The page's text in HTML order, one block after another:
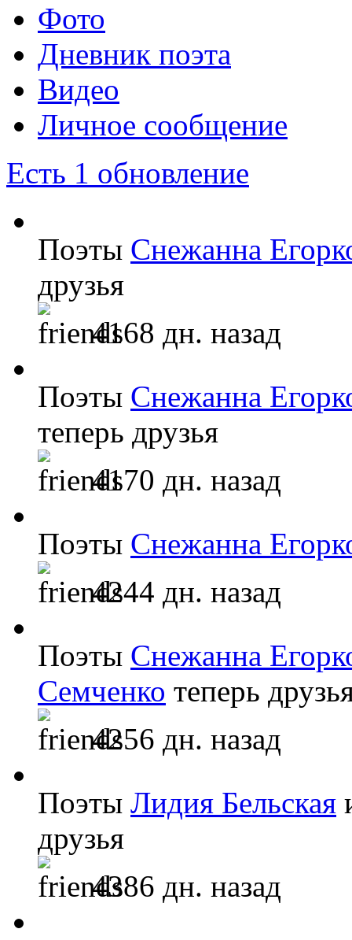
Фото
Дневник поэта
Видео
Личное сообщение
Есть 1 обновление
Поэты Снежанна
друзья
4168 дн. назад
Поэты Снежанна
теперь друзья
4170 дн. назад
Поэты Снежанна
4244 дн. назад
Поэты Снежанна
Семченко теперь
4256 дн. назад
Поэты Лидия Бельская
друзья
4386 дн. назад